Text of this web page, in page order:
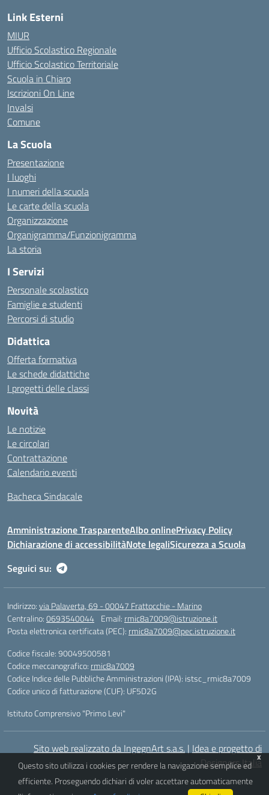
Link Esterni
MIUR
Ufficio Scolastico Regionale
Ufficio Scolastico Territoriale
Scuola in Chiaro
Iscrizioni On Line
Invalsi
Comune
La Scuola
Presentazione
I luoghi
I numeri della scuola
Le carte della scuola
Organizzazione
Organigramma/Funzionigramma
La storia
I Servizi
Personale scolastico
Famiglie e studenti
Percorsi di studio
Didattica
Offerta formativa
Le schede didattiche
I progetti delle classi
Novità
Le notizie
Le circolari
Contrattazione
Calendario eventi
Bacheca Sindacale
Amministrazione TrasparenteAlbo onlinePrivacy Policy
Dichiarazione di accessibilitàNote legaliSicurezza a Scuola
Seguici su:
Indirizzo:via Palaverta, 69 - 00047 Frattocchie - Marino
Centralino:0693540044 Email: rmic8a7009@istruzione.it
Posta elettronica certificata (PEC): rmic8a7009@pec.istruzione.it
Codice fiscale: 90049500581
Codice meccanografico: rmic8a7009
Codice Indice delle Pubbliche Amministrazioni (IPA): istsc_rmic8a7009
Codice unico di fatturazione (CUF): UF5D2G
Istituto Comprensivo "Primo Levi"
Sito web realizzato da IngegnArt s.a.s. | Idea e progetto di
Designers Italia
x
Questo sito utilizza i cookies per rendere la navigazione semplice ed
efficiente. Proseguendo dichiari di voler accettare automaticamente